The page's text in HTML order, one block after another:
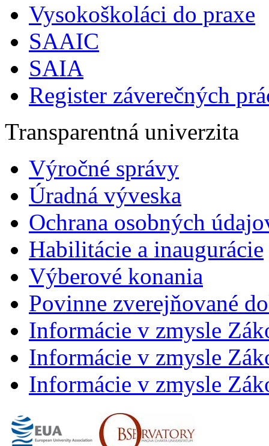
Vysokoškoláci do praxe
SAAIC
SAIA
Register záverečných
Transparentná univerzita
Výročné správy
Úradná výveska
Ochrana osobných
Habilitácie a inaugurácie
Výberové konania
Povinne zverejňované
Informácie v zmysle
Informácie v zmysle
Informácie v zmysle